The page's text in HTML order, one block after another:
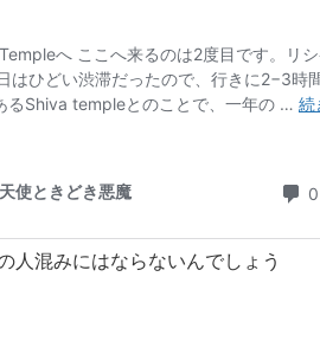
人混みにはならないんでしょう